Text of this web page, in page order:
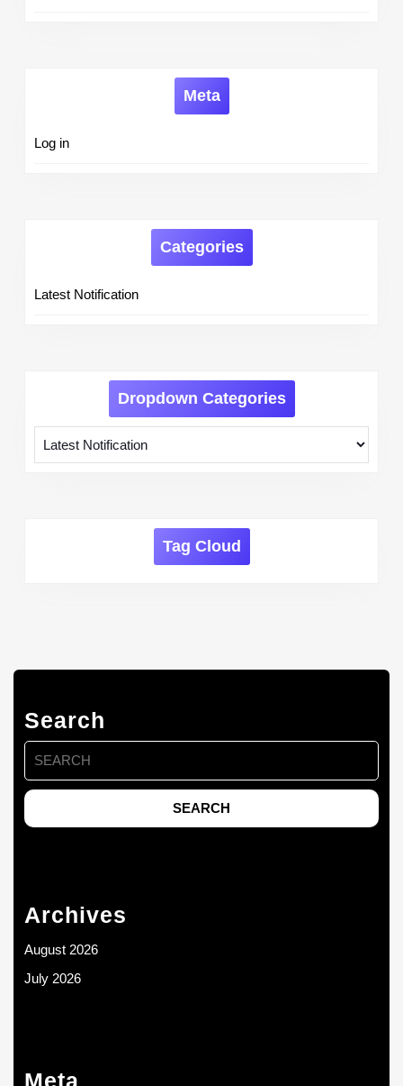
Meta
Log in
Categories
Latest Notification
Dropdown Categories
Tag Cloud
Search
Search
for:
Archives
August 2026
July 2026
Meta